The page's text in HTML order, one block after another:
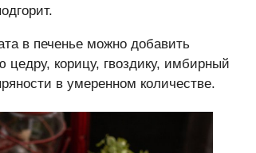
в печенье можно добавить
корицу, гвоздику, имбирный
в умеренном количестве.